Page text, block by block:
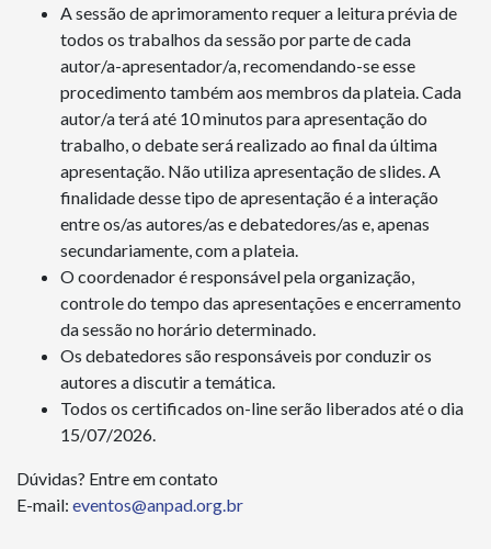
A sessão de aprimoramento requer a leitura prévia de
todos os trabalhos da sessão por parte de cada
autor/a-apresentador/a, recomendando-se esse
procedimento também aos membros da plateia. Cada
autor/a terá até 10 minutos para apresentação do
trabalho, o debate será realizado ao final da última
apresentação. Não utiliza apresentação de slides. A
finalidade desse tipo de apresentação é a interação
entre os/as autores/as e debatedores/as e, apenas
secundariamente, com a plateia.
O coordenador é responsável pela organização,
controle do tempo das apresentações e encerramento
da sessão no horário determinado.
Os debatedores são responsáveis por conduzir os
autores a discutir a temática.
Todos os certificados on-line serão liberados até o dia
15/07/2026.
Dúvidas? Entre em contato
E-mail: eventos@anpad.org.br